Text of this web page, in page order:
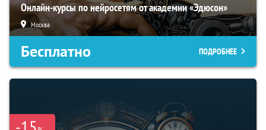
Онлайн-курсы по нейросетям от академии «Эдюсон»
Москва
Бесплатно ПОДРОБНЕЕ